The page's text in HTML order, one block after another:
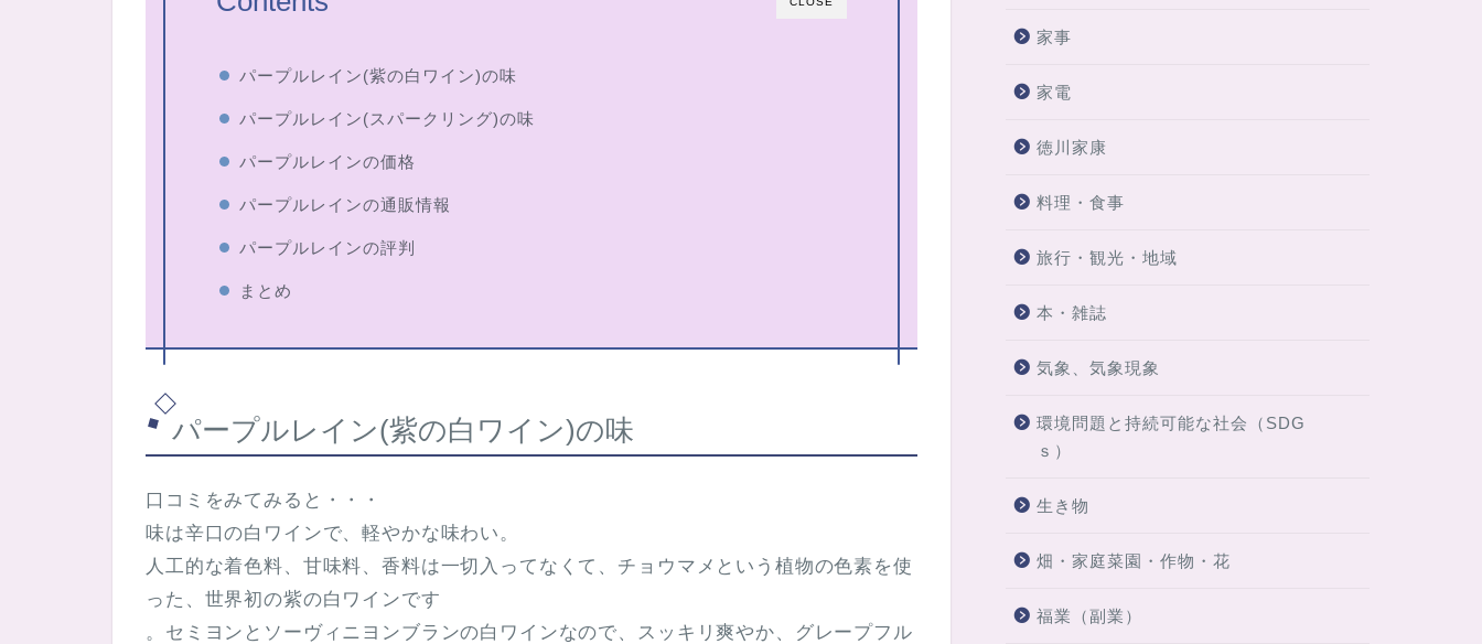
パープルレイン(紫の白ワイン)の味
パープルレイン(スパークリング)の味
パープルレインの価格
パープルレインの通販情報
パープルレインの評判
まとめ
パープルレイン(紫の白ワイン)の味
口コミをみてみると・・・
味は辛口の白ワインで、軽やかな味わい。
人工的な着色料、甘味料、香料は一切入ってなくて、チョウマメという植物の色素を使
った、世界初の紫の白ワインです
。セミヨンとソーヴィニヨンブランの白ワインなので、スッキリ爽やか、グレープフル
家事
家電
徳川家康
料理・食事
旅行・観光・地域
本・雑誌
気象、気象現象
環境問題と持続可能な社会（SDG
ｓ）
生き物
畑・家庭菜園・作物・花
福業（副業）